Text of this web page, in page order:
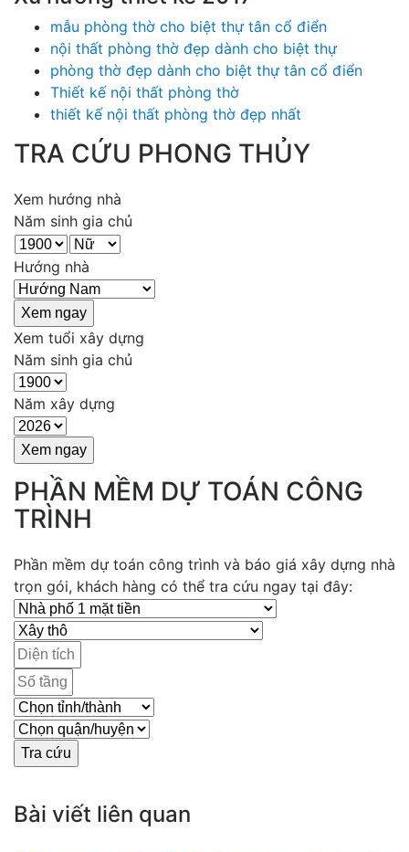
mẫu phòng thờ cho biệt thự tân cổ điển
nội thất phòng thờ đẹp dành cho biệt thự
phòng thờ đẹp dành cho biệt thự tân cổ điển
Thiết kế nội thất phòng thờ
thiết kế nội thất phòng thờ đẹp nhất
TRA CỨU PHONG THỦY
Xem hướng nhà
Năm sinh gia chủ
Hướng nhà
Xem tuổi xây dựng
Năm sinh gia chủ
Năm xây dựng
PHẦN MỀM DỰ TOÁN CÔNG
TRÌNH
Phần mềm dự toán công trình và báo giá xây dựng nhà
trọn gói, khách hàng có thể tra cứu ngay tại đây:
Bài viết liên quan